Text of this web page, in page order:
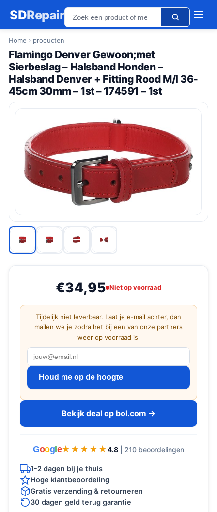
SDRepair
Home › producten
Flamingo Denver Gewoon;met
Sierbeslag – Halsband Honden –
Halsband Denver + Fitting Rood M/l 36-
45cm 30mm – 1st – 174591 – 1st
€34,95 Niet op voorraad
Tijdelijk niet leverbaar. Laat je e-mail achter, dan
mailen we je zodra het bij een van onze partners
weer op voorraad is.
Houd me op de hoogte
Bekijk deal op bol.com →
Google★★★★★
★★★★★ 4.8 | 210 beoordelingen
1-2 dagen bij je thuis
Hoge klantbeoordeling
Gratis verzending & retourneren
30 dagen geld terug garantie